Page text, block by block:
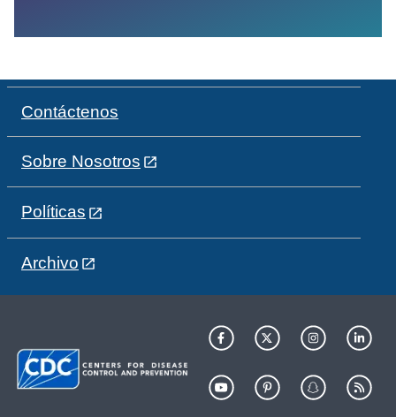
Contáctenos
Sobre Nosotros
Políticas
Archivo